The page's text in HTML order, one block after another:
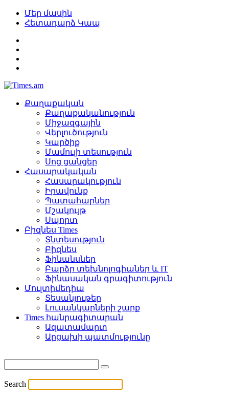
Մեր մասին
Հետադարձ Կապ
Քաղաքական
Քաղաքականություն
Միջազգային
Վերլուծություն
Կարծիք
Մամուլի տեսություն
Սոց ցանցեր
Հասարակական
Հասարակություն
Իրավունք
Պատահարներ
Մշակույթ
Սպորտ
Բիզնես Times
Տնտեսություն
Բիզնես
Ֆինանսներ
Բարձր տեխնոլոգիաներ և IT
Ֆինասական գրագիտություն
Մուլտիմեդիա
Տեսանյութեր
Լուսանկարների շարք
Times հանրագիտարան
Ազատամարտ
Արցախի պատմությունը
Search